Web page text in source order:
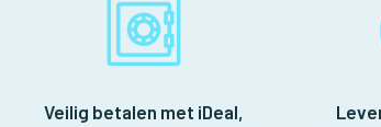
Veilig betalen met iDeal,